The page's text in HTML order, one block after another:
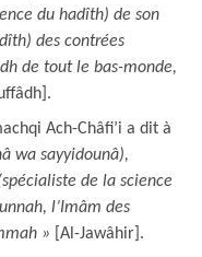
du hadîth) de son
des contrées
de tout le bas-monde,
Ach-Châfi’i a dit à
wa sayyidounâ),
de la science
l’Imâm des
» [Al-Jawâhir].